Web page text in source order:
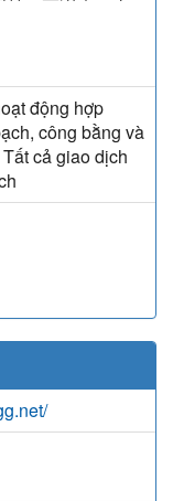
động hợp
công bằng và
cả giao dịch